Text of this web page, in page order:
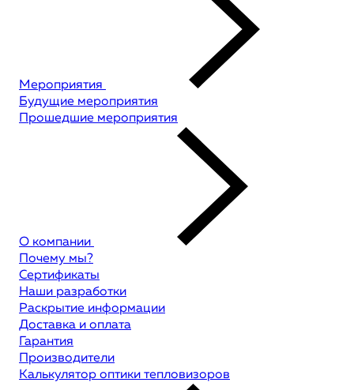
Мероприятия
Будущие мероприятия
Прошедшие мероприятия
О компании
Почему мы?
Сертификаты
Наши разработки
Раскрытие информации
Доставка и оплата
Гарантия
Производители
Калькулятор оптики тепловизоров